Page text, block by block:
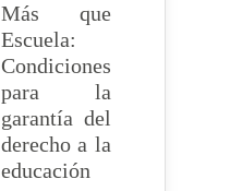
Más que
Escuela:
Condiciones
para la
garantía del
derecho a la
educación